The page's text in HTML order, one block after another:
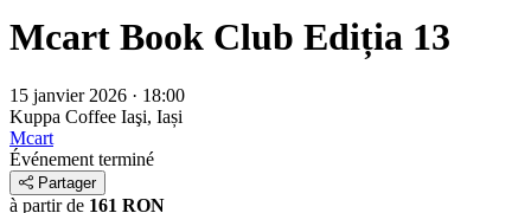
Mcart Book Club Ediția 13
15 janvier 2026 · 18:00
Kuppa Coffee Iaşi, Iași
Mcart
Événement terminé
Partager
à partir de 161 RON